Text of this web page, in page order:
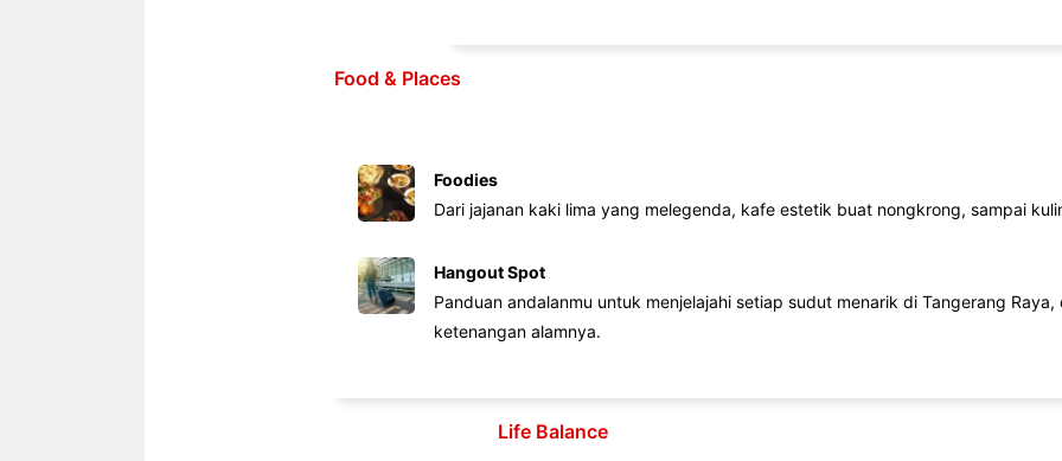
Food & Places
Foodies
Dari jajanan kaki lima yang melegenda, kafe estetik buat nongkrong, sampai
Hangout Spot
Panduan andalanmu untuk menjelajahi setiap sudut menarik di Tangerang
ketenangan alamnya.
Life Balance